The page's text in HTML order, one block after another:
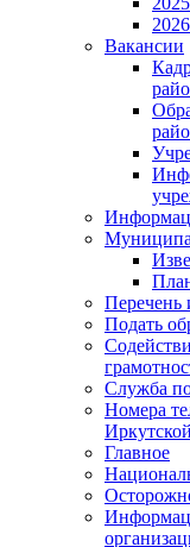
Вакансии
Перечень
Подать
Служба
Номера
Главное